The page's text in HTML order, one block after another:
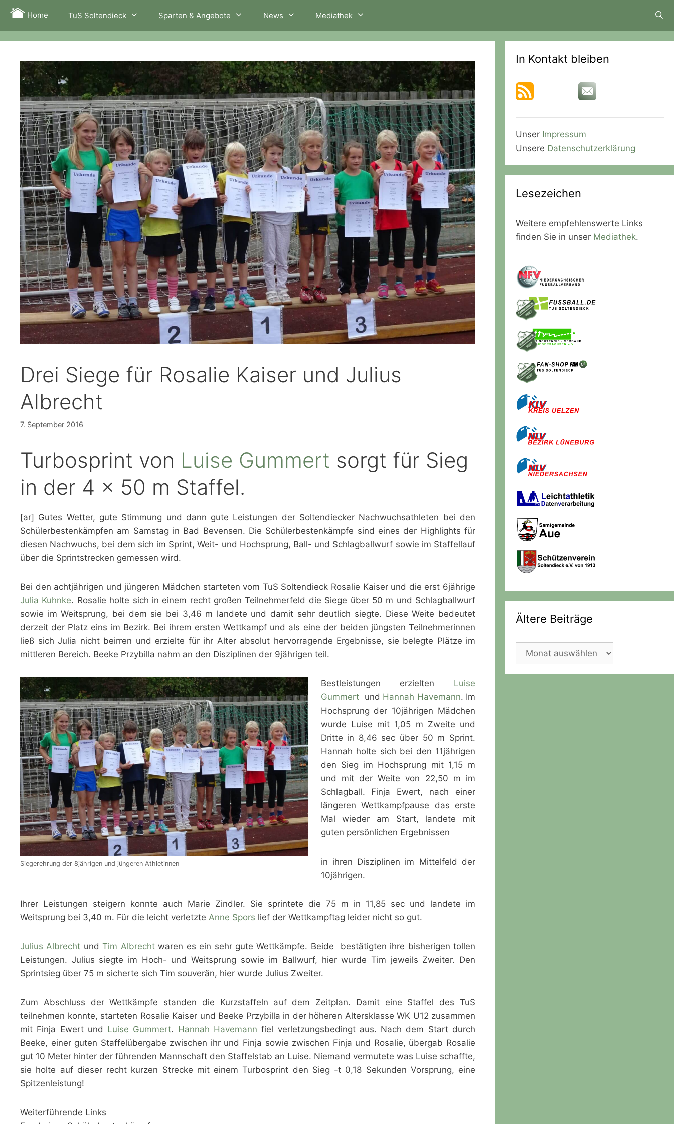
Zum
Inhalt
springen
Home TuS Soltendieck Sparten & Angebote News Mediathek
Drei Siege für Rosalie Kaiser und Julius
Albrecht
7. September 2016
Turbosprint von Luise Gummert sorgt für Sieg
in der 4 x 50 m Staffel.
[ar] Gutes Wetter, gute Stimmung und dann gute Leistungen der Soltendiecker Nachwuchsathleten bei den
Schülerbestenkämpfen am Samstag in Bad Bevensen. Die Schülerbestenkämpfe sind eines der Highlights für
diesen Nachwuchs, bei dem sich im Sprint, Weit- und Hochsprung, Ball- und Schlagballwurf sowie im Staffellauf
über die Sprintstrecken gemessen wird.
Bei den achtjährigen und jüngeren Mädchen starteten vom TuS Soltendieck Rosalie Kaiser und die erst 6jährige
Julia Kuhnke. Rosalie holte sich in einem recht großen Teilnehmerfeld die Siege über 50 m und Schlagballwurf
sowie im Weitsprung, bei dem sie bei 3,46 m landete und damit sehr deutlich siegte. Diese Weite bedeutet
derzeit der Platz eins im Bezirk. Bei ihrem ersten Wettkampf und als eine der beiden jüngsten Teilnehmerinnen
ließ sich Julia nicht beirren und erzielte für ihr Alter absolut hervorragende Ergebnisse, sie belegte Plätze im
mittleren Bereich. Beeke Przybilla nahm an den Disziplinen der 9jährigen teil.
Siegerehrung der 8jährigen und jüngeren Athletinnen
Bestleistungen erzielten Luise
Gummertund Hannah Havemann. Im
Hochsprung der 10jährigen Mädchen
wurde Luise mit 1,05 m Zweite und
Dritte in 8,46 sec über 50 m Sprint.
Hannah holte sich bei den 11jährigen
den Sieg im Hochsprung mit 1,15 m
und mit der Weite von 22,50 m im
Schlagball. Finja Ewert, nach einer
längeren Wettkampfpause das erste
Mal wieder am Start, landete mit
guten persönlichen Ergebnissen
in ihren Disziplinen im Mittelfeld der
10jährigen.
Ihrer Leistungen steigern konnte auch Marie Zindler. Sie sprintete die 75 m in 11,85 sec und landete im
Weitsprung bei 3,40 m. Für die leicht verletzte Anne Spors lief der Wettkampftag leider nicht so gut.
Julius Albrecht undTim Albrechtwaren es ein sehr gute Wettkämpfe. Beide bestätigten ihre bisherigen tollen
Leistungen. Julius siegte im Hoch- und Weitsprung sowie im Ballwurf, hier wurde Tim jeweils Zweiter. Den
Sprintsieg über 75 m sicherte sich Tim souverän, hier wurde Julius Zweiter.
Zum Abschluss der Wettkämpfe standen die Kurzstaffeln auf dem Zeitplan. Damit eine Staffel des TuS
teilnehmen konnte, starteten Rosalie Kaiser und Beeke Przybilla in der höheren Altersklasse WK U12 zusammen
mit Finja Ewert und Luise Gummert. Hannah Havemann fiel verletzungsbedingt aus. Nach dem Start durch
Beeke, einer guten Staffelübergabe zwischen ihr und Finja sowie zwischen Finja und Rosalie, übergab Rosalie
gut 10 Meter hinter der führenden Mannschaft den Staffelstab an Luise. Niemand vermutete was Luise schaffte,
sie holte auf dieser recht kurzen Strecke mit einem Turbosprint den Sieg -t 0,18 Sekunden Vorsprung, eine
Spitzenleistung!
Weiterführende Links
In Kontakt bleiben
Unser Impressum
Unsere Datenschutzerklärung
Lesezeichen
Weitere empfehlenswerte Links
finden Sie in unser Mediathek.
Ältere Beiträge
Ältere
Beiträge